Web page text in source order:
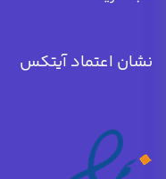
نشان اعتماد آیتکس